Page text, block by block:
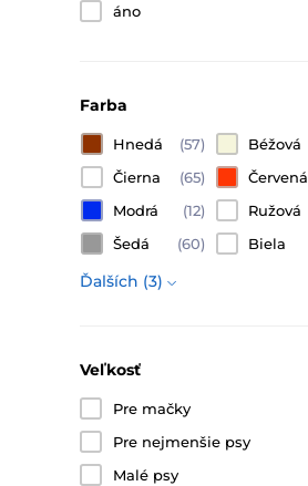
áno
Farba
Hnedá (57) Béžová
Čierna
(65) Červená
Modrá
(12) Ružová
Šedá
(60) Biela
Ďalších (3)
Veľkosť
Pre mačky
Pre nejmenšie psy
Malé psy